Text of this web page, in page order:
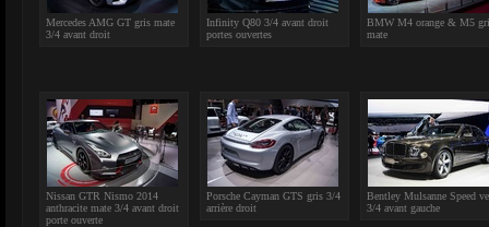
Mercedes AMG GT gris mate
3/4 avant droit
Infinity Q80 3/4 avant droit
portes ouvertes
BMW M4 orange & M5
mate
Nissan GTR Nismo 2014
anthracite mate 3/4 avant droit
porte ouverte
Porsche Cayman GTS gris 3/4
arrière droit
Bentley Mulsanne Speed
3/4 avant gauche